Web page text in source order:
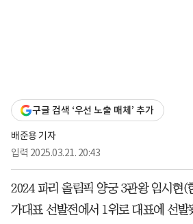
구글 검색 ‘우선 노출 매체’ 추가
배준용 기자
입력 2025.03.21. 20:43
2024 파리 올림픽 양궁 3관왕 임시현(
가대표 선발전에서 1위로 대표에 선